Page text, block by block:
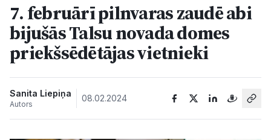
Ziņas
Sabiedrība
7. februārī pilnvaras zaudē abi
bijušās Talsu novada domes
priekšsēdētājas vietnieki
Sanita Liepiņa
Autors
08.02.2024